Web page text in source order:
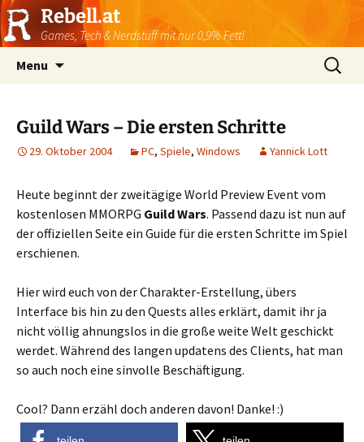
Rebell.at
Games, Tech & Nerdstuff mit nur 0,9% Fett!
Menu
Suchen
nach:
Guild Wars – Die ersten Schritte
29. Oktober 2004 PC, Spiele, Windows Yannick Lott
Heute beginnt der zweitägige World Preview Event vom
kostenlosen MMORPG Guild Wars. Passend dazu ist nun auf
der offiziellen Seite ein Guide für die ersten Schritte im Spiel
erschienen.
Hier wird euch von der Charakter-Erstellung, übers
Interface bis hin zu den Quests alles erklärt, damit ihr ja
nicht völlig ahnungslos in die große weite Welt geschickt
werdet. Während des langen updatens des Clients, hat man
so auch noch eine sinvolle Beschäftigung.
Cool? Dann erzähl doch anderen davon! Danke! :)